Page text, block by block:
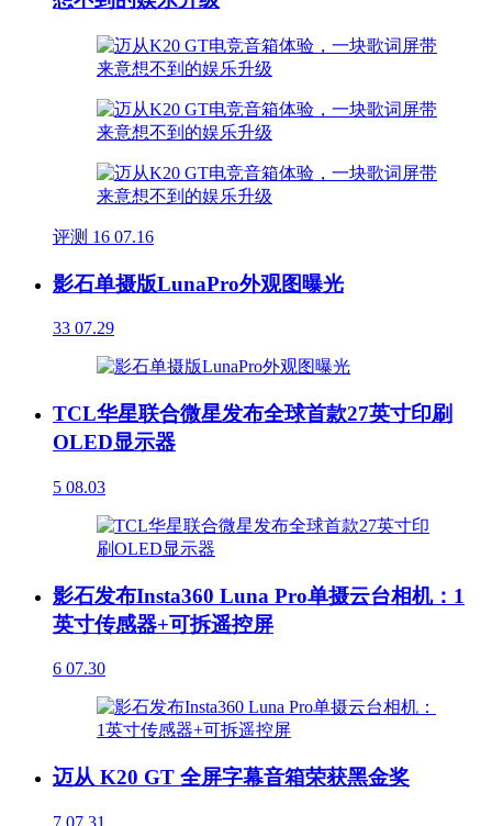
评测 16 07.16
影石单摄版LunaPro外观图曝光
33 07.29
TCL华星联合微星发布全球首款27英寸印刷
OLED显示器
5 08.03
影石发布Insta360 Luna Pro单摄云台相机：1
英寸传感器+可拆遥控屏
6 07.30
迈从 K20 GT 全屏字幕音箱荣获黑金奖
7 07.31